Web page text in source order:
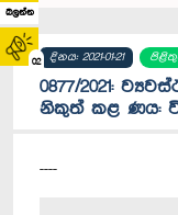
බලන්න
02 දිනය: 2021-01-21
0877/2021:
නිකුත් කළ ණය:
----